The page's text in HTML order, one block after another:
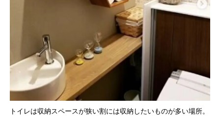
トイレは収納スペースが狭い割には収納したいものが多い場所。